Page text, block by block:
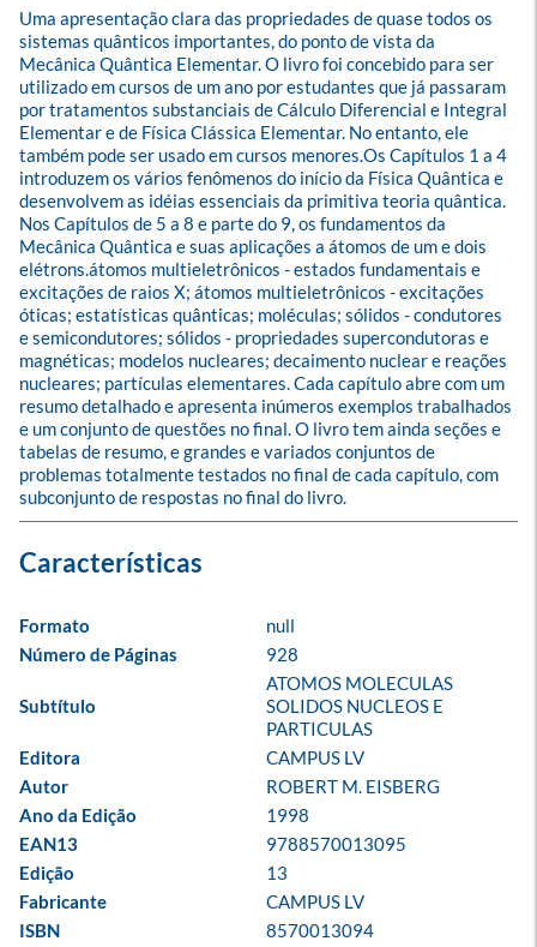
Uma apresentação clara das propriedades de quase todos os
sistemas quânticos importantes, do ponto de vista da
Mecânica Quântica Elementar. O livro foi concebido para ser
utilizado em cursos de um ano por estudantes que já passaram
por tratamentos substanciais de Cálculo Diferencial e Integral
Elementar e de Física Clássica Elementar. No entanto, ele
também pode ser usado em cursos menores.Os Capítulos 1 a 4
introduzem os vários fenômenos do início da Física Quântica e
desenvolvem as idéias essenciais da primitiva teoria quântica.
Nos Capítulos de 5 a 8 e parte do 9, os fundamentos da
Mecânica Quântica e suas aplicações a átomos de um e dois
elétrons.átomos multieletrônicos - estados fundamentais e
excitações de raios X; átomos multieletrônicos - excitações
óticas; estatísticas quânticas; moléculas; sólidos - condutores
e semicondutores; sólidos - propriedades supercondutoras e
magnéticas; modelos nucleares; decaimento nuclear e reações
nucleares; partículas elementares. Cada capítulo abre com um
resumo detalhado e apresenta inúmeros exemplos trabalhados
e um conjunto de questões no final. O livro tem ainda seções e
tabelas de resumo, e grandes e variados conjuntos de
problemas totalmente testados no final de cada capítulo, com
subconjunto de respostas no final do livro.
Formato
null
Número de Páginas
928
Subtítulo
ATOMOS MOLECULAS
SOLIDOS NUCLEOS E
PARTICULAS
Editora
CAMPUS LV
Autor
ROBERT M. EISBERG
Ano da Edição
1998
EAN13
9788570013095
Edição
13
Fabricante
CAMPUS LV
ISBN
8570013094